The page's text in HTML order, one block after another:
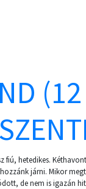
fiú, hetedikes.
járni. Mikor
de nem is igazán